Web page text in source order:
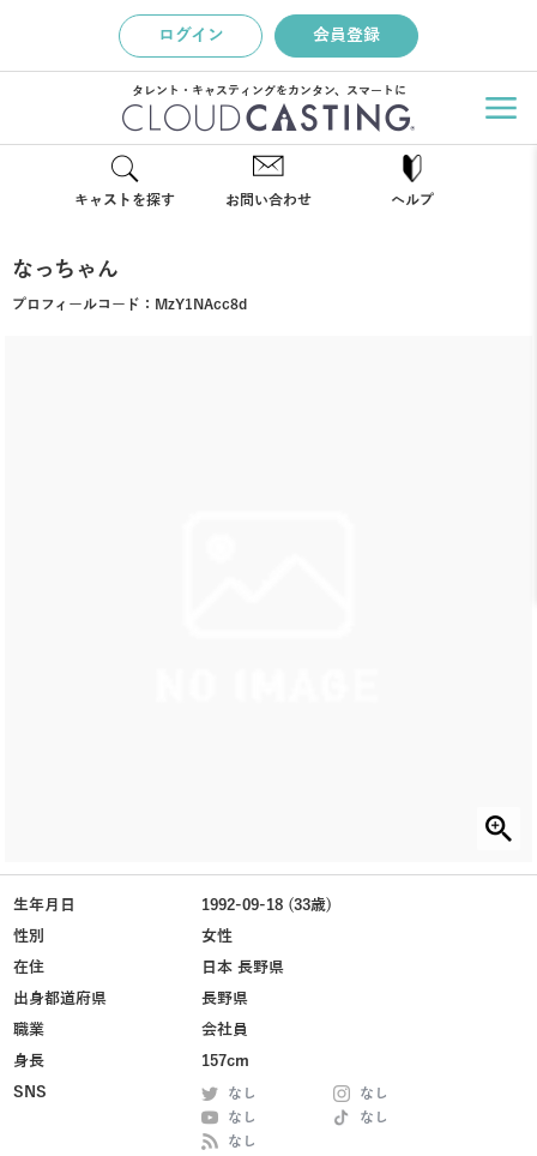
ログイン 会員登録
タレント・キャスティングをカンタン、スマートに
キャストを探す お問い合わせ ヘルプ
なっちゃん
プロフィールコード： MzY1NAcc8d
生年月日
1992-09-18 (33歳)
性別
女性
在住
日本 長野県
出身都道府県
長野県
職業
会社員
身長
157cm
SNS
なし
なし
なし
なし
なし